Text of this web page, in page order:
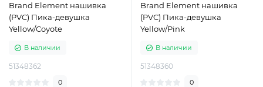
Brand Element нашивка
(PVC) Пика-девушка
Yellow/Coyote
В наличии
51348362
0
Brand Element нашивка
(PVC) Пика-девушка
Yellow/Pink
В наличии
51348360
0